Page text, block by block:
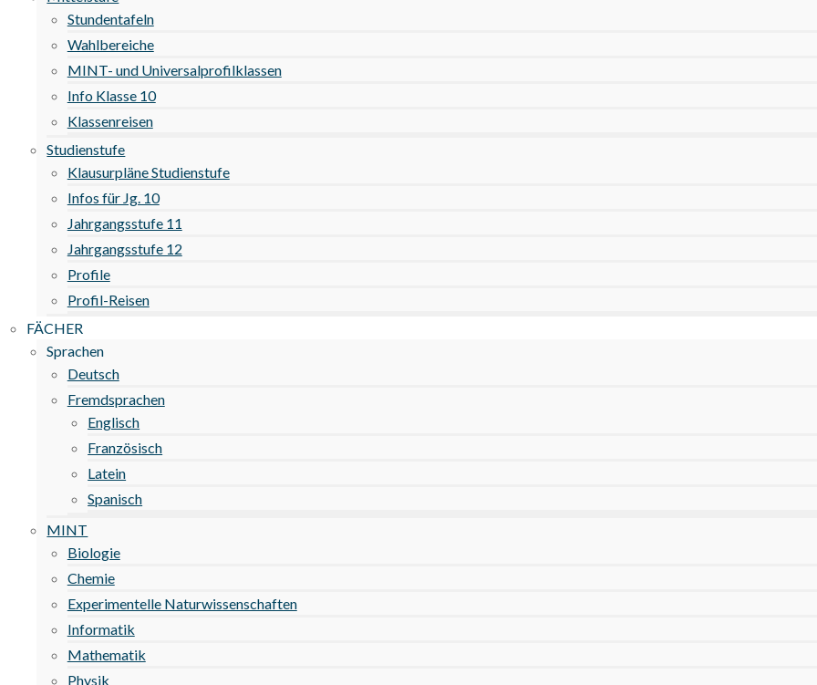
Stundentafeln
Wahlbereiche
MINT- und Universalprofilklassen
Info Klasse 10
Klassenreisen
Studienstufe
Klausurpläne Studienstufe
Infos für Jg. 10
Jahrgangsstufe 11
Jahrgangsstufe 12
Profile
Profil-Reisen
FÄCHER
Sprachen
Deutsch
Fremdsprachen
Englisch
Französisch
Latein
Spanisch
MINT
Biologie
Chemie
Experimentelle Naturwissenschaften
Informatik
Mathematik
Physik